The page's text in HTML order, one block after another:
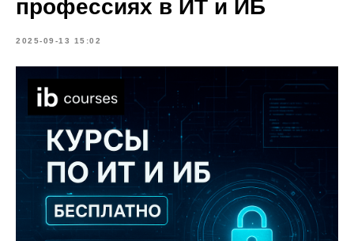
профессиях в ИТ и ИБ
2025-09-13 15:02